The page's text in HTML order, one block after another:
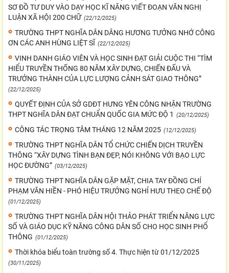
SƠ ĐỒ TƯ DUY VÀO DẠY HỌC KĨ NĂNG VIẾT ĐOẠN VĂN NGHỊ
LUẬN XÃ HỘI 200 CHỮ (22/12/2025)
TRƯỜNG THPT NGHĨA DÂN DÂNG HƯƠNG TƯỞNG NHỚ CÔNG
ƠN CÁC ANH HÙNG LIỆT SĨ (22/12/2025)
VINH DANH GIÁO VIÊN VÀ HỌC SINH ĐẠT GIẢI CUỘC THI “TÌM
HIỂU TRUYỀN THỐNG 80 NĂM XÂY DỰNG, CHIẾN ĐẤU VÀ
TRƯỞNG THÀNH CỦA LỰC LƯỢNG CẢNH SÁT GIAO THÔNG”
(22/12/2025)
QUYẾT ĐỊNH CỦA SỞ GDĐT HƯNG YÊN CÔNG NHẬN TRƯỜNG
THPT NGHĨA DÂN ĐẠT CHUẨN QUỐC GIA MỨC ĐỘ 1
(20/12/2025)
CÔNG TÁC TRỌNG TÂM THÁNG 12 NĂM 2025 (12/12/2025)
TRƯỜNG THPT NGHĨA DÂN TỔ CHỨC CHIẾN DỊCH TRUYỀN
THÔNG “XÂY DỰNG TÌNH BẠN ĐẸP, NÓI KHÔNG VỚI BẠO LỰC
HỌC ĐƯỜNG” (03/12/2025)
TRƯỜNG THPT NGHĨA DÂN GẶP MẶT, CHIA TAY ĐỒNG CHÍ
PHẠM VĂN HIỀN - PHÓ HIỆU TRƯỞNG NGHỈ HƯU THEO CHẾ ĐỘ
(01/12/2025)
TRƯỜNG THPT NGHĨA DÂN HỘI THẢO PHÁT TRIỂN NĂNG LỰC
SỐ VÀ GIÁO DỤC KỸ NĂNG CÔNG DÂN SỐ CHO HỌC SINH PHỔ
THÔNG (01/12/2025)
Thời khóa biểu toàn trường số 4. Thực hiện từ 01/12/2025
(30/11/2025)